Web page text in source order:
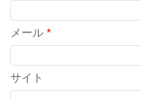
メール*
サイト